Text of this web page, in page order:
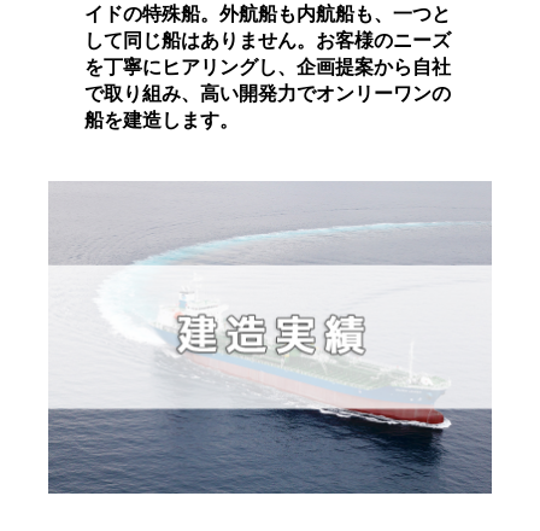
イドの特殊船。外航船も内航船も、一つと
して同じ船はありません。お客様のニーズ
を丁寧にヒアリングし、企画提案から自社
で取り組み、高い開発力でオンリーワンの
船を建造します。